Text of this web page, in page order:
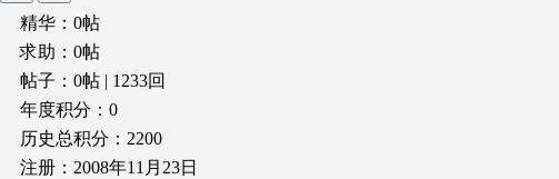
精华：0帖
求助：0帖
帖子：0帖 | 1233回
年度积分：0
历史总积分：2200
注册：2008年11月23日